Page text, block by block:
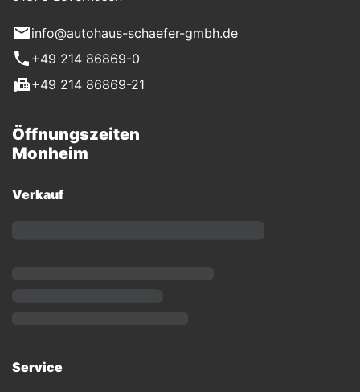
info@autohaus-schaefer-gmbh.de
+49 214 86869-0
+49 214 86869-21
Öffnungszeiten
Monheim
Verkauf
Service